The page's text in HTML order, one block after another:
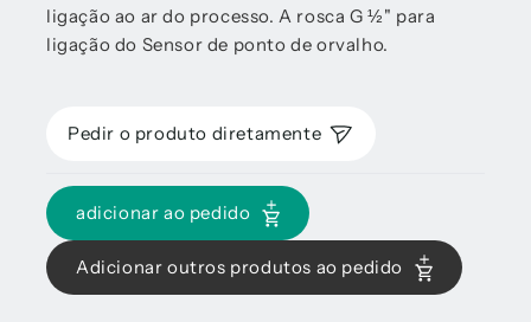
ligação ao ar do processo. A rosca G ½" para
ligação do Sensor de ponto de orvalho.
Pedir o produto diretamente
adicionar ao pedido
Adicionar outros produtos ao pedido